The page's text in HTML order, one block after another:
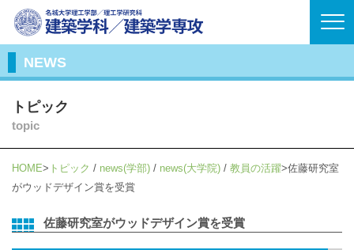
NEWS
トピック
topic
HOME トピック / news(学部) / news(大学院) / 教員の活躍 佐藤研究室
がウッドデザイン賞を受賞
佐藤研究室がウッドデザイン賞を受賞